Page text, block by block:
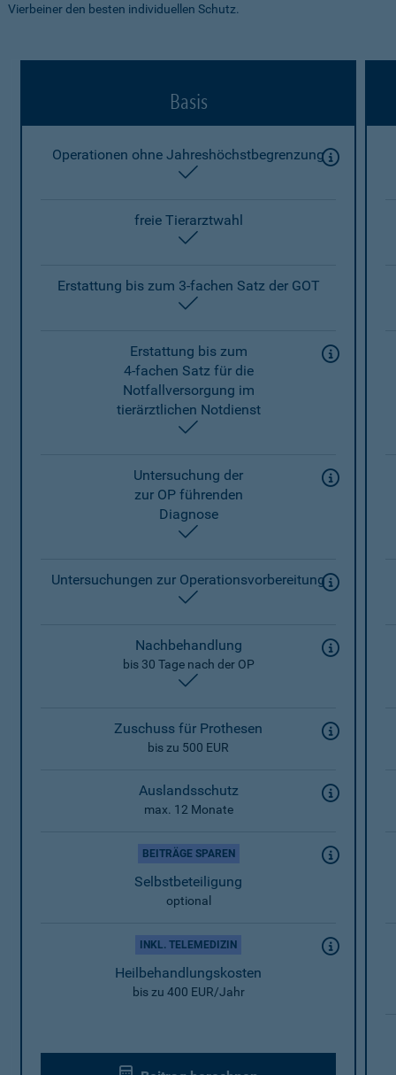
Vierbeiner den besten individuellen Schutz.
Basis
Operationen ohne Jahreshöchstbegrenzung
freie Tierarztwahl
Erstattung bis zum 3-fachen Satz der GOT
Erstattung bis zum
4-fachen Satz für die
Notfallversorgung im
tierärztlichen Notdienst
Untersuchung der
zur OP führenden
Diagnose
Untersuchungen zur Operationsvorbereitung
Nachbehandlung
bis 30 Tage nach der OP
Zuschuss für Prothesen
bis zu 500 EUR
Auslandsschutz
max. 12 Monate
BEITRÄGE SPAREN
Selbstbeteiligung
optional
INKL. TELEMEDIZIN
Heilbehandlungskosten
bis zu 400 EUR/Jahr